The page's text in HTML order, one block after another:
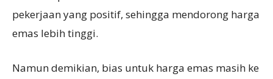
pekerjaan yang positif, sehingga mendorong harga
emas lebih tinggi.
Namun demikian, bias untuk harga emas masih ke